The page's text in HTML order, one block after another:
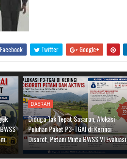
Facebook Twitter Google+
DAERAH
Diduga Tak Tepat Sasaran, Alokasi
Puluhan Paket P3-TGAI di Kerinci
Disorot, Petani Minta BWSS VI Evaluasi